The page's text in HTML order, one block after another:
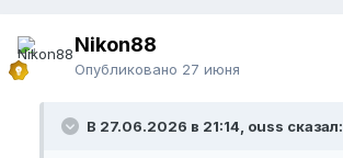
Nikon88
Опубликовано 27 июня
В 27.06.2026 в 21:14, ouss сказал: